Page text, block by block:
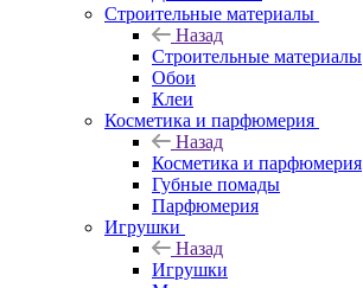
Строительные материалы
Назад
Строительные материалы
Обои
Клеи
Косметика и парфюмерия
Назад
Косметика и парфюмерия
Губные помады
Парфюмерия
Игрушки
Назад
Игрушки